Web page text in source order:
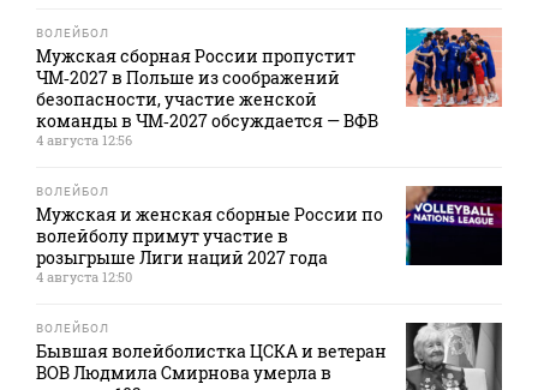
ВОЛЕЙБОЛ
Мужская сборная России пропустит
ЧМ‑2027 в Польше из соображений
безопасности, участие женской
команды в ЧМ‑2027 обсуждается — ВФВ
4 августа 12:56
ВОЛЕЙБОЛ
Мужская и женская сборные России по
волейболу примут участие в
розыгрыше Лиги наций 2027 года
4 августа 12:50
ВОЛЕЙБОЛ
Бывшая волейболистка ЦСКА и ветеран
ВОВ Людмила Смирнова умерла в